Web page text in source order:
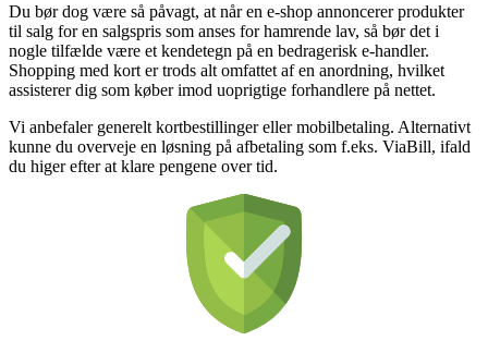
Du bør dog være så påvagt, at når en e-shop annoncerer produkter
til salg for en salgspris som anses for hamrende lav, så bør det i
nogle tilfælde være et kendetegn på en bedragerisk e-handler.
Shopping med kort er trods alt omfattet af en anordning, hvilket
assisterer dig som køber imod uoprigtige forhandlere på nettet.
Vi anbefaler generelt kortbestillinger eller mobilbetaling. Alternativt
kunne du overveje en løsning på afbetaling som f.eks. ViaBill, ifald
du higer efter at klare pengene over tid.